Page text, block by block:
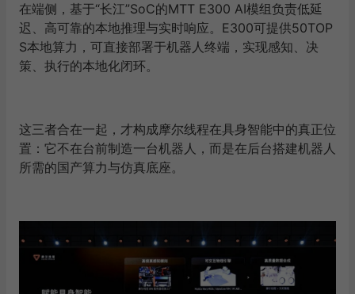
在端侧，基于“长江”SoC的MTT E300 AI模组负责低延
迟、高可靠的本地推理与实时响应。E300可提供50TOP
S本地算力，可直接部署于机器人终端，实现感知、决
策、执行的本地化闭环。
这三者合在一起，才构成摩尔线程在具身智能中的真正位
置：它不在台前制造一台机器人，而是在后台搭建机器人
所需的国产算力与仿真底座。